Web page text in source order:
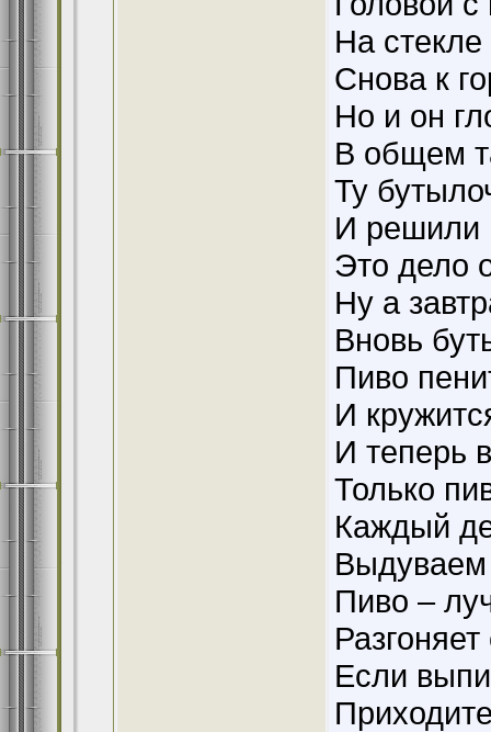
На стекле
Снова к
Но и он
В общем
Ту
И решили
Это дело
Ну а
Вновь
Пиво
И
И теперь
Только
Каждый
Выдуваем
Пиво –
Если